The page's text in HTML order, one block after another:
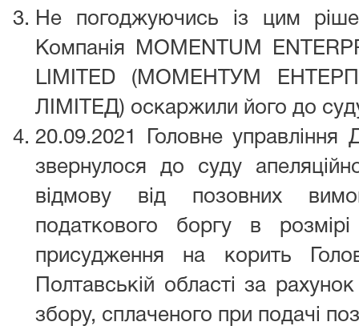
Не погоджуючись із цим
Компанія MOMENTUM
LIMITED (МОМЕНТУМ
ЛІМІТЕД) оскаржили його до суду
20.09.2021 Головне управління
звернулося до суду
відмову від позовних
податкового боргу в
присудження на корить
Полтавській області за
збору, сплаченого при подачі